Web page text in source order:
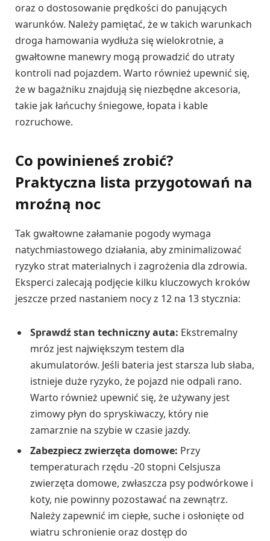
oraz o dostosowanie prędkości do panujących
warunków. Należy pamiętać, że w takich warunkach
droga hamowania wydłuża się wielokrotnie, a
gwałtowne manewry mogą prowadzić do utraty
kontroli nad pojazdem. Warto również upewnić się,
że w bagażniku znajdują się niezbędne akcesoria,
takie jak łańcuchy śniegowe, łopata i kable
rozruchowe.
Co powinieneś zrobić?
Praktyczna lista przygotowań na
mroźną noc
Tak gwałtowne załamanie pogody wymaga
natychmiastowego działania, aby zminimalizować
ryzyko strat materialnych i zagrożenia dla zdrowia.
Eksperci zalecają podjęcie kilku kluczowych kroków
jeszcze przed nastaniem nocy z 12 na 13 stycznia:
Sprawdź stan techniczny auta: Ekstremalny
mróz jest największym testem dla
akumulatorów. Jeśli bateria jest starsza lub słaba,
istnieje duże ryzyko, że pojazd nie odpali rano.
Warto również upewnić się, że używany jest
zimowy płyn do spryskiwaczy, który nie
zamarznie na szybie w czasie jazdy.
Zabezpiecz zwierzęta domowe: Przy
temperaturach rzędu -20 stopni Celsjusza
zwierzęta domowe, zwłaszcza psy podwórkowe i
koty, nie powinny pozostawać na zewnątrz.
Należy zapewnić im ciepłe, suche i osłonięte od
wiatru schronienie oraz dostęp do